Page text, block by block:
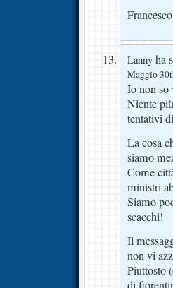
Lanny ha
Maggio
Io non so
Niente
tentativi
La cosa
siamo
Come
ministri
Siamo
scacchi!
Il
non vi
Piuttosto